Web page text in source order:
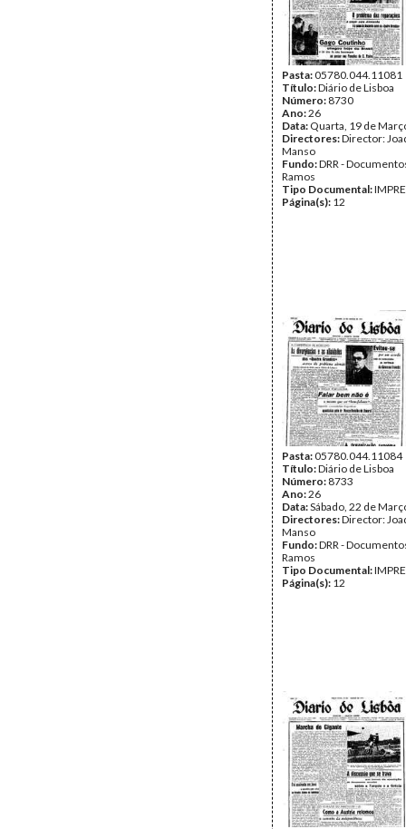
Pasta:05780.044.11081
Título:Diário de Lisboa
Número: 8730
Ano:26
Data: Quarta, 19 de
Directores:Director:
Manso
Fundo:DRR -
Ramos
Tipo Documental:
Página(s): 12
Pasta:05780.044.11084
Título:Diário de Lisboa
Número: 8733
Ano:26
Data:Sábado, 22 de
Directores:Director:
Manso
Fundo:DRR -
Ramos
Tipo Documental:
Página(s): 12